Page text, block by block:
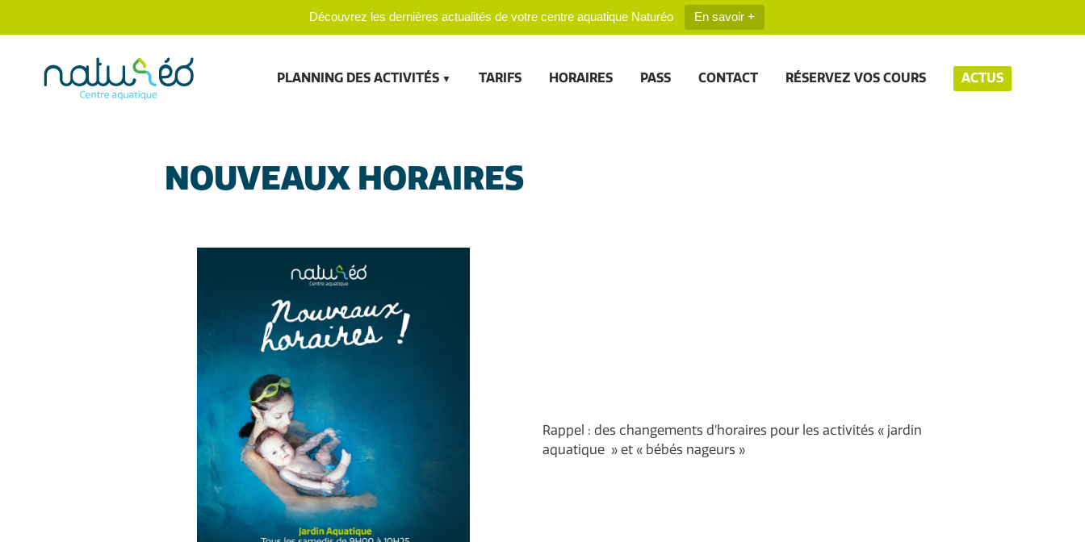
Découvrez les dernières actualités de votre centre aquatique Naturéo En savoir +
PLANNING DES ACTIVITÉS TARIFS HORAIRES PASS CONTACT RÉSERVEZ VOS COURS ACTUS
NOUVEAUX HORAIRES
Rappel : des changements d’horaires pour les activités « jardin
aquatique » et « bébés nageurs »